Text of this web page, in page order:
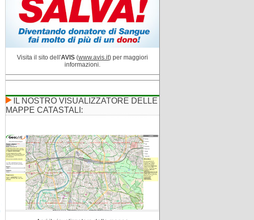
Visita il sito dell'AVIS (www.avis.it) per maggiori
informazioni.
IL NOSTRO VISUALIZZATORE DELLE
MAPPE CATASTALI: